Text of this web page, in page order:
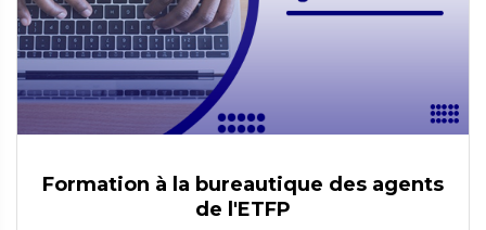
Formation à la bureautique des agents
de l'ETFP